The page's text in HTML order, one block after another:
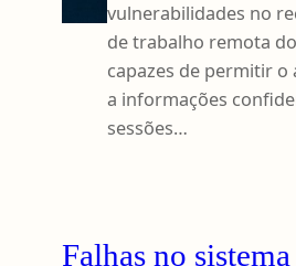
vulnerabilidades no
de trabalho remota
capazes de permitir o
a informações
sessões…
Falhas no